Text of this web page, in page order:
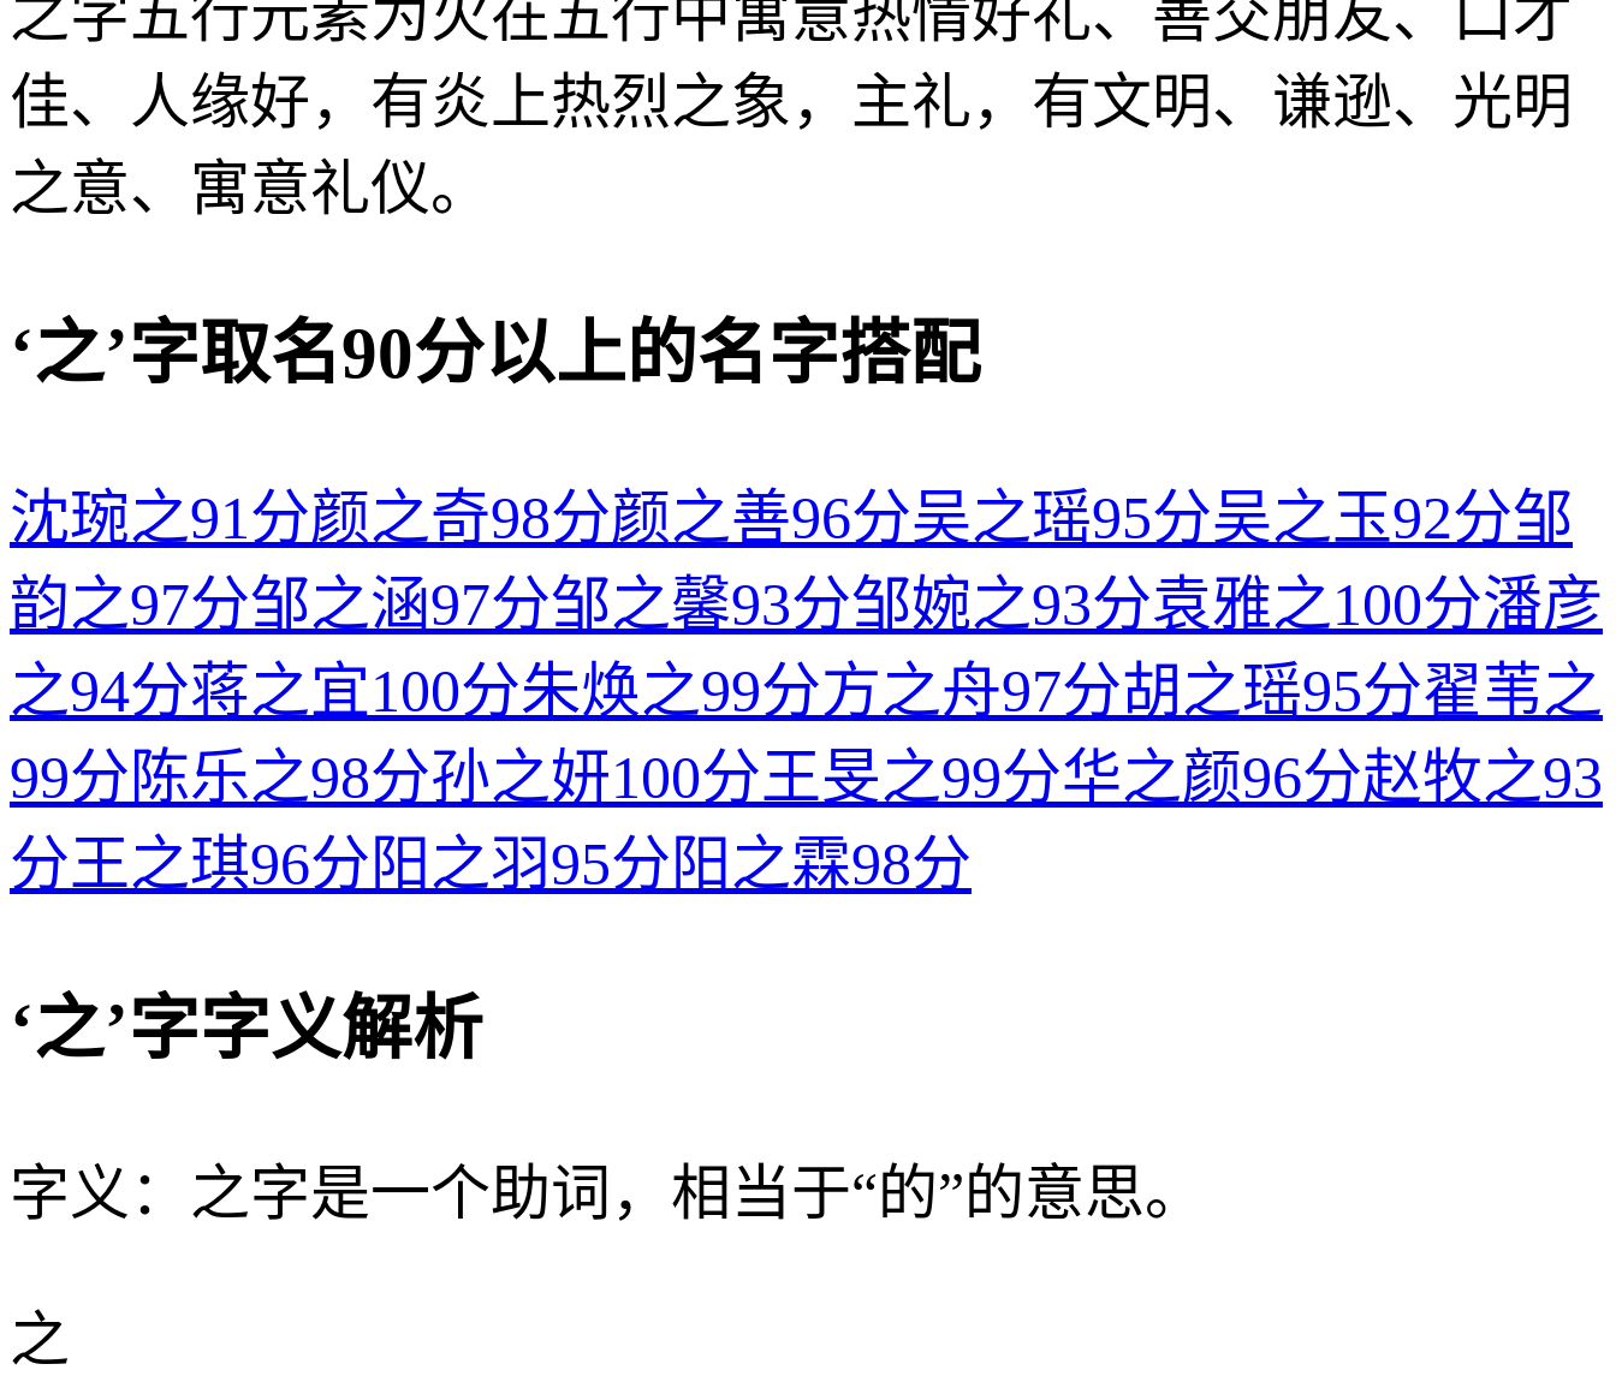
之字五行元素为火在五行中寓意热情好礼、善交朋友、口才
佳、人缘好，有炎上热烈之象，主礼，有文明、谦逊、光明
之意、寓意礼仪。
‘之’字取名90分以上的名字搭配
沈琬之91分颜之奇98分颜之善96分吴之瑶95分吴之玉92分邹
韵之97分邹之涵97分邹之馨93分邹婉之93分袁雅之100分潘彦
之94分蒋之宜100分朱焕之99分方之舟97分胡之瑶95分翟苇之
99分陈乐之98分孙之妍100分王旻之99分华之颜96分赵牧之93
分王之琪96分阳之羽95分阳之霖98分
‘之’字字义解析
字义：之字是一个助词，相当于“的”的意思。
之